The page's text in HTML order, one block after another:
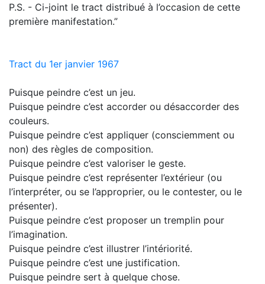
P.S. - Ci-joint le tract distribué à l’occasion de cette
première manifestation.”
Tract du 1er janvier 1967
Puisque peindre c’est un jeu.
Puisque peindre c’est accorder ou désaccorder des
couleurs.
Puisque peindre c’est appliquer (consciemment ou
non) des règles de composition.
Puisque peindre c’est valoriser le geste.
Puisque peindre c’est représenter l’extérieur (ou
l’interpréter, ou se l’approprier, ou le contester, ou le
présenter).
Puisque peindre c’est proposer un tremplin pour
l’imagination.
Puisque peindre c’est illustrer l’intériorité.
Puisque peindre c’est une justification.
Puisque peindre sert à quelque chose.